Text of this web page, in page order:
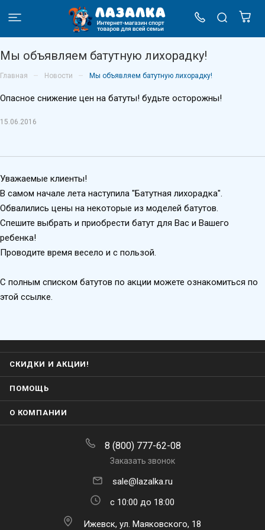
Мы объявляем батутную лихорадку!
Главная – Новости – Мы объявляем батутную лихорадку!
Опасное снижение цен на батуты! будьте осторожны!
15.06.2016
Уважаемые клиенты!
В самом начале лета наступила "Батутная лихорадка".
Обвалились цены на некоторые из моделей батутов.
Спешите выбрать и приобрести батут для Вас и Вашего
ребенка!
Проводите время весело и с пользой.
С полным списком батутов по акции можете ознакомиться по
этой ссылке.
СКИДКИ И АКЦИИ!
ПОМОЩЬ
О КОМПАНИИ
8 (800) 777-62-08
Заказать звонок
sale@lazalka.ru
с 10:00 до 18:00
Ижевск, ул. Маяковского, 18